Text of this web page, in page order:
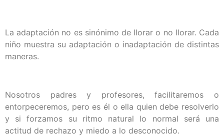
La adaptación no es sinónimo de llorar o no llorar. Cada
niño muestra su adaptación o inadaptación de distintas
maneras.
Nosotros padres y profesores, facilitaremos o
entorpeceremos, pero es él o ella quien debe resolverlo
y si forzamos su ritmo natural lo normal será una
actitud de rechazo y miedo a lo desconocido.